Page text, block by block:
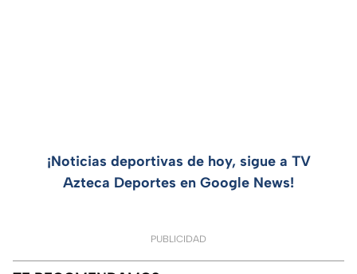
¡Noticias deportivas de hoy, sigue a TV
Azteca Deportes en Google News!
PUBLICIDAD